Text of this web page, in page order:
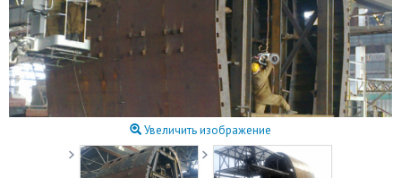
Увеличить изображение